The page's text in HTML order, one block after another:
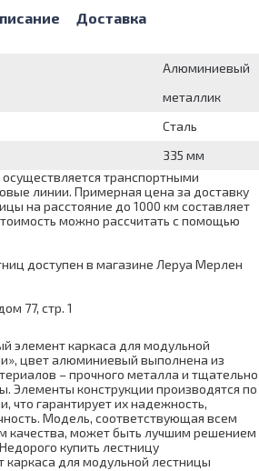
Доставка
Алюминиевый
металлик
Сталь
335 мм
транспортными
линии. Примерная цена за доставку
на расстояние до 1000 км составляет
можно рассчитать с помощью
доступен в магазине Леруа Мерлен
77, стр. 1
элемент каркаса для модульной
цвет алюминиевый выполнена из
– прочного металла и тщательно
Элементы конструкции производятся по
что гарантирует их надежность,
Модель, соответствующая всем
качества, может быть лучшим решением
купить лестницу
для модульной лестницы